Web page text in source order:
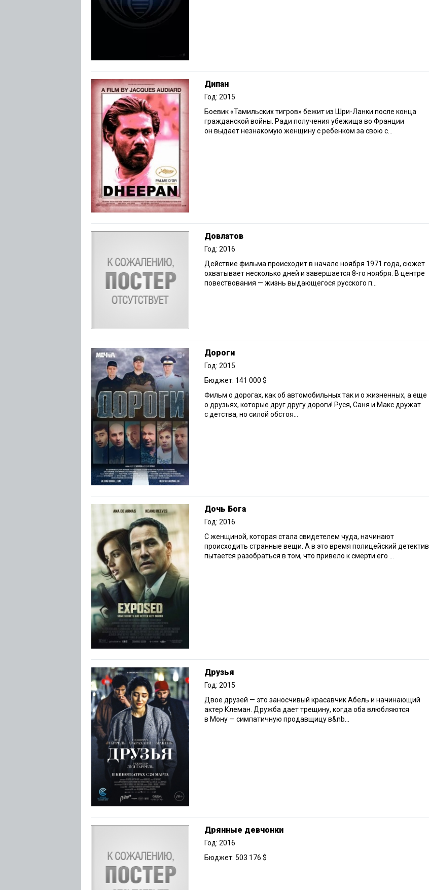
Дипан
Год: 2015
Боевик «Тамильских тигров» бежит из Шри-Ланки после конца
гражданской войны. Ради получения убежища во Франции
он выдает незнакомую женщину с ребенком за свою с...
Довлатов
Год: 2016
Действие фильма происходит в начале ноября 1971 года, сюжет
охватывает несколько дней и завершается 8-го ноября. В центре
повествования — жизнь выдающегося русского п...
Дороги
Год: 2015
Бюджет: 141 000 $
Фильм о дорогах, как об автомобильных так и о жизненных, а еще
о друзьях, которые друг другу дороги! Руся, Саня и Макс дружат
с детства, но силой обстоя...
Дочь Бога
Год: 2016
С женщиной, которая стала свидетелем чуда, начинают
происходить странные вещи. А в это время полицейский детектив
пытается разобраться в том, что привело к смерти его ...
Друзья
Год: 2015
Двое друзей — это заносчивый красавчик Абель и начинающий
актер Клеман. Дружба дает трещину, когда оба влюбляются
в Мону — симпатичную продавщицу в&nb...
Дрянные девчонки
Год: 2016
Бюджет: 503 176 $